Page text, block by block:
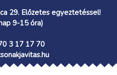
29. Előzetes egyeztetéssel!
9-15 óra)
3 17 17 70